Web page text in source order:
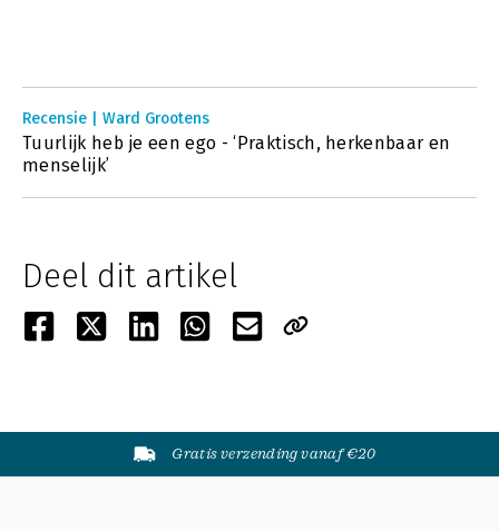
Recensie | Ward Grootens
Tuurlijk heb je een ego - ‘Praktisch, herkenbaar en
menselijk’
Deel dit artikel
Gratis verzending vanaf €20